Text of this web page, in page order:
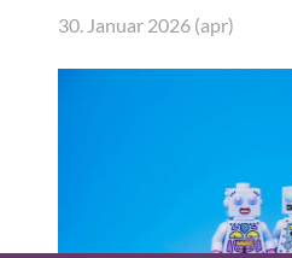
30. Januar 2026 (apr)